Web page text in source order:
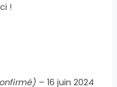
!
– 16 juin 2024